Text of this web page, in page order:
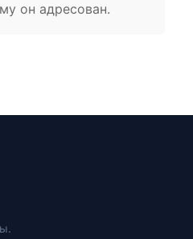
он адресован.